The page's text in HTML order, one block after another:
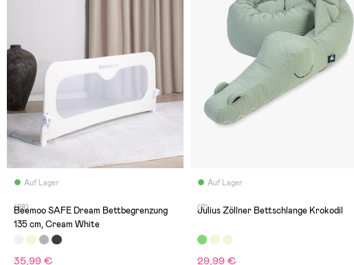
Auf Lager
(88)
Beemoo SAFE Dream Bettbegrenzung
135 cm, Cream White
35,99 €
Auf Lager
(2)
Julius Zöllner Bettschlange Krokodil
29,99 €